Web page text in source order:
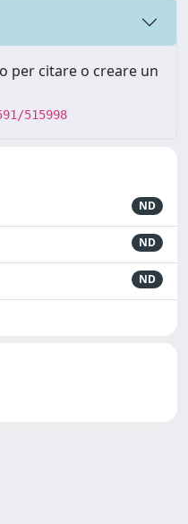
per citare o creare un
515998
ND
ND
ND